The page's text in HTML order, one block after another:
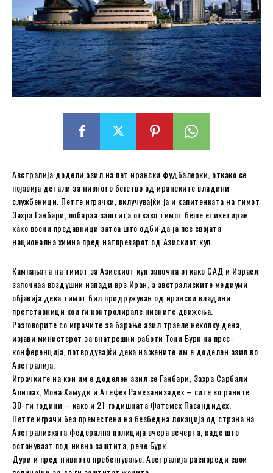
Австралија додели азил на пет ирански фудбалерки, откако се
појавија детали за нивното бегство од иранските владини
службеници. Петте играчки, вклучувајќи ја и капитенката на тимот
Захра Ганбари, побараа заштита откако тимот беше етикетиран
како воени предавници затоа што одби да ја пее својата
национална химна пред натпреварот од Азискиот куп.
Кампањата на тимот за Азискиот куп започна откако САД и Израел
започнаа воздушни напади врз Иран, а австралиските медиуми
објавија дека тимот бил придружуван од ирански владини
претставници кои ги контролирале нивните движења.
Разговорите со играчите за барање азил траеле неколку дена,
изјави министерот за внатрешни работи Тони Бурк на прес-
конференција, потврдувајќи дека на жените им е доделен азил во
Австралија.
Играчките на кои им е доделен азил се Ганбари, Захра Сарбали
Алишах, Мона Хамуди и Атефех Рамезанизадех – сите во раните
30-ти години – како и 21-годишната Фатемех Пасандидех.
Петте играчи беа преместени на безбедна локација од страна на
Австралиската федерална полиција вчера вечерта, каде што
остануваат под нивна заштита, рече Бурк.
Дури и пред нивното пребегнување, Австралија распореди свои